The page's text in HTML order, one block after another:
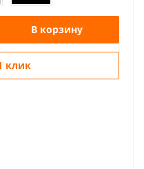
В корзину
клик